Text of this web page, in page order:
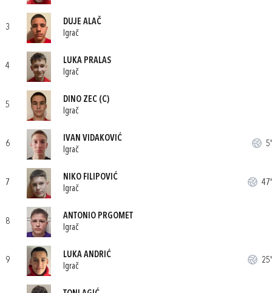
3
DUJE ALAČ
Igrač
4
LUKA PRALAS
Igrač
5
DINO ZEC (C)
Igrač
6
IVAN VIDAKOVIĆ
Igrač
5'
7
NIKO FILIPOVIĆ
Igrač
47'
8
ANTONIO PRGOMET
Igrač
9
LUKA ANDRIĆ
Igrač
25'